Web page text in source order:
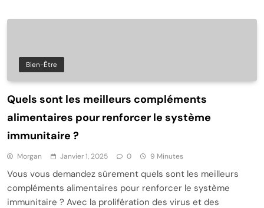
Bien-Être
Quels sont les meilleurs compléments
alimentaires pour renforcer le système
immunitaire ?
Morgan Janvier 1, 2025 0 9 Minutes
Vous vous demandez sûrement quels sont les meilleurs
compléments alimentaires pour renforcer le système
immunitaire ? Avec la prolifération des virus et des